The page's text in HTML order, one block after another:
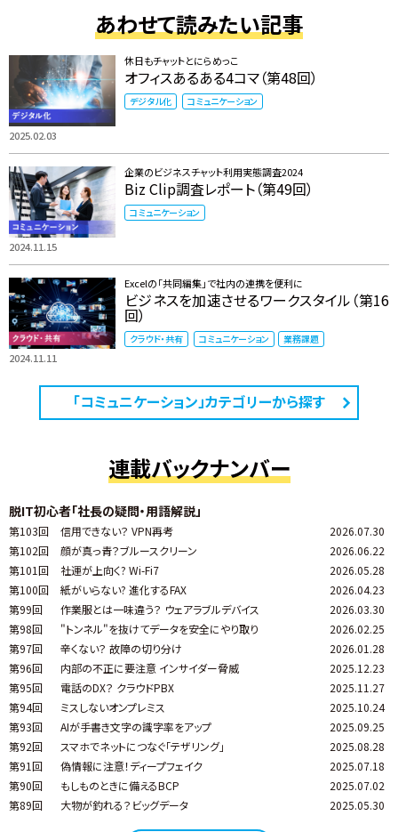
あわせて読みたい記事
2025.02.03
休日もチャットとにらめっこ
オフィスあるある4コマ（第48回）
デジタル化 コミュニケーション
2024.11.15
企業のビジネスチャット利用実態調査2024
Biz Clip調査レポート（第49回）
コミュニケーション
2024.11.11
Excelの「共同編集」で社内の連携を便利に
ビジネスを加速させるワークスタイル（第16
回）
クラウド・共有 コミュニケーション 業務課題
「コミュニケーション」カテゴリーから探す
連載バックナンバー
脱IT初心者「社長の疑問・用語解説」
第103回 信用できない？ VPN再考
2026.07.30
第102回
顔が真っ青？ブルースクリーン
2026.06.22
第101回
社運が上向く? Wi-Fi7
2026.05.28
第100回
紙がいらない? 進化するFAX
2026.04.23
第99回
作業服とは一味違う？ ウェアラブルデバイス
2026.03.30
第98回
"トンネル"を抜けてデータを安全にやり取り
2026.02.25
第97回
辛くない？ 故障の切り分け
2026.01.28
第96回
内部の不正に要注意 インサイダー脅威
2025.12.23
第95回
電話のDX？ クラウドPBX
2025.11.27
第94回
ミスしないオンプレミス
2025.10.24
第93回
AIが手書き文字の識字率をアップ
2025.09.25
第92回
スマホでネットにつなぐ「テザリング」
2025.08.28
第91回
偽情報に注意！ディープフェイク
2025.07.18
第90回
もしものときに備えるBCP
2025.07.02
第89回
大物が釣れる？ビッグデータ 2025.05.30